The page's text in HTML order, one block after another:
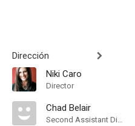
Dirección
Niki Caro
Director
Chad Belair
Second Assistant Director